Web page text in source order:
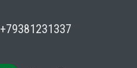
+79381231337